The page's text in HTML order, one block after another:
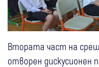
Втората част на
отворен дискусионен